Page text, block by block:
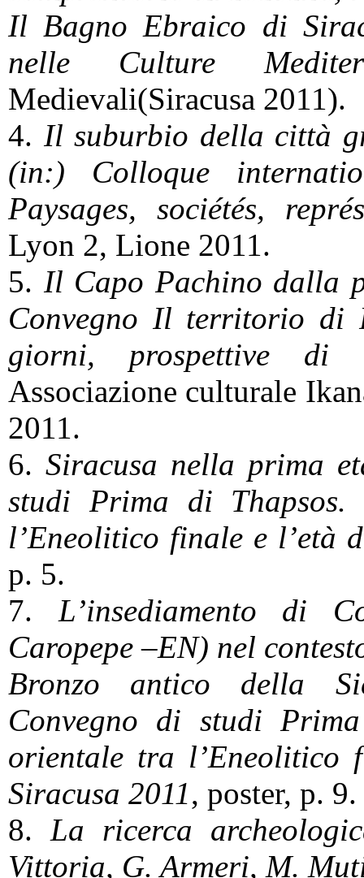
Il Bagno Ebraico di
nelle Culture
Medievali(Siracusa 2011).
4. Il suburbio della città
(in:) Colloque
Paysages, sociétés,
Lyon 2, Lione 2011.
5. Il Capo Pachino dalla
Convegno Il territorio di
giorni, prospettive di
Associazione culturale
2011.
6. Siracusa nella prima
studi Prima di
l’Eneolitico finale e l’età
p. 5.
7. L’insediamento di
Caropepe –EN) nel
Bronzo antico della
Convegno di studi
orientale tra l’Eneolitico
Siracusa 2011, poster, p. 9.
8. La ricerca
Vittoria, G. Armeri, M.